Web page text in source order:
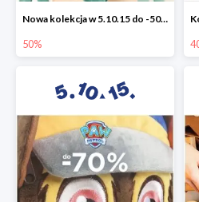
Nowa kolekcja w 5.10.15 do -50%
50%